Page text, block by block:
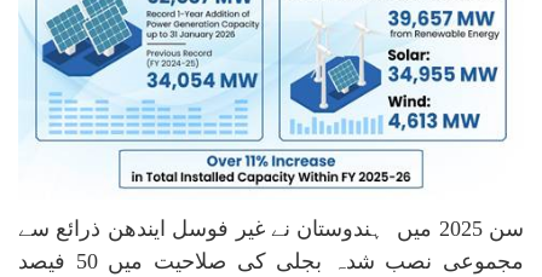
سن 2025 میں ہندوستان نے غیر فوسل ایندھن ذرائع سے
مجموعی نصب شدہ بجلی کی صلاحیت میں 50 فیصد